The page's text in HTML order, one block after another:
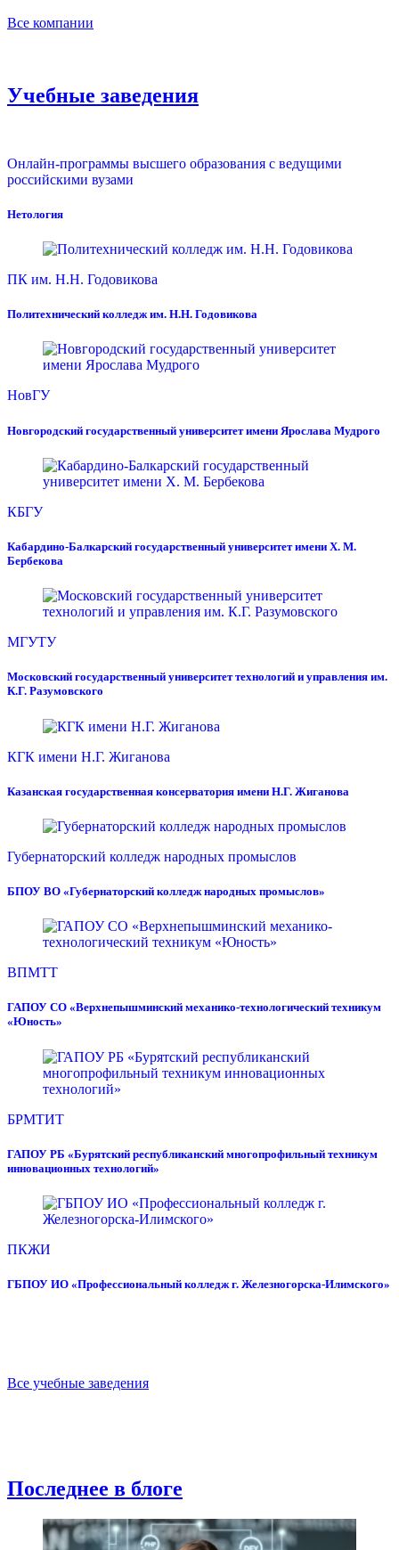
Все компании
Учебные заведения
Онлайн-программы высшего образования с ведущими
российскими вузами
Нетология
ПК им. Н.Н. Годовикова
Политехнический колледж им. Н.Н. Годовикова
НовГУ
Новгородский государственный университет имени Ярослава Мудрого
КБГУ
Кабардино-Балкарский государственный университет имени Х. М.
Бербекова
МГУТУ
Московский государственный университет технологий и управления им.
К.Г. Разумовского
КГК имени Н.Г. Жиганова
Казанская государственная консерватория имени Н.Г. Жиганова
Губернаторский колледж народных промыслов
БПОУ ВО «Губернаторский колледж народных промыслов»
ВПМТТ
ГАПОУ СО «Верхнепышминский механико-технологический техникум
«Юность»
БРМТИТ
ГАПОУ РБ «Бурятский республиканский многопрофильный техникум
инновационных технологий»
ПКЖИ
ГБПОУ ИО «Профессиональный колледж г. Железногорска-Илимского»
Все учебные заведения
Последнее в блоге